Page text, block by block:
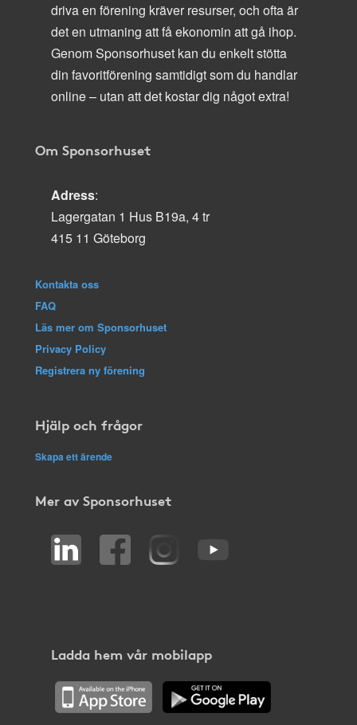
driva en förening kräver resurser, och ofta är
det en utmaning att få ekonomin att gå ihop.
Genom Sponsorhuset kan du enkelt stötta
din favoritförening samtidigt som du handlar
online – utan att det kostar dig något extra!
Om Sponsorhuset
Adress:
Lagergatan 1 Hus B19a, 4 tr
415 11 Göteborg
Kontakta oss
FAQ
Läs mer om Sponsorhuset
Privacy Policy
Registrera ny förening
Hjälp och frågor
Skapa ett ärende
Mer av Sponsorhuset
Ladda hem vår mobilapp